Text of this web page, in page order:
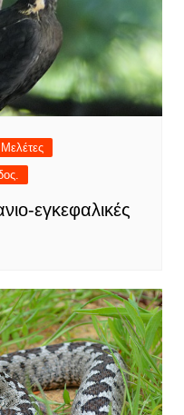
Μελέτες
εγκεφαλικές